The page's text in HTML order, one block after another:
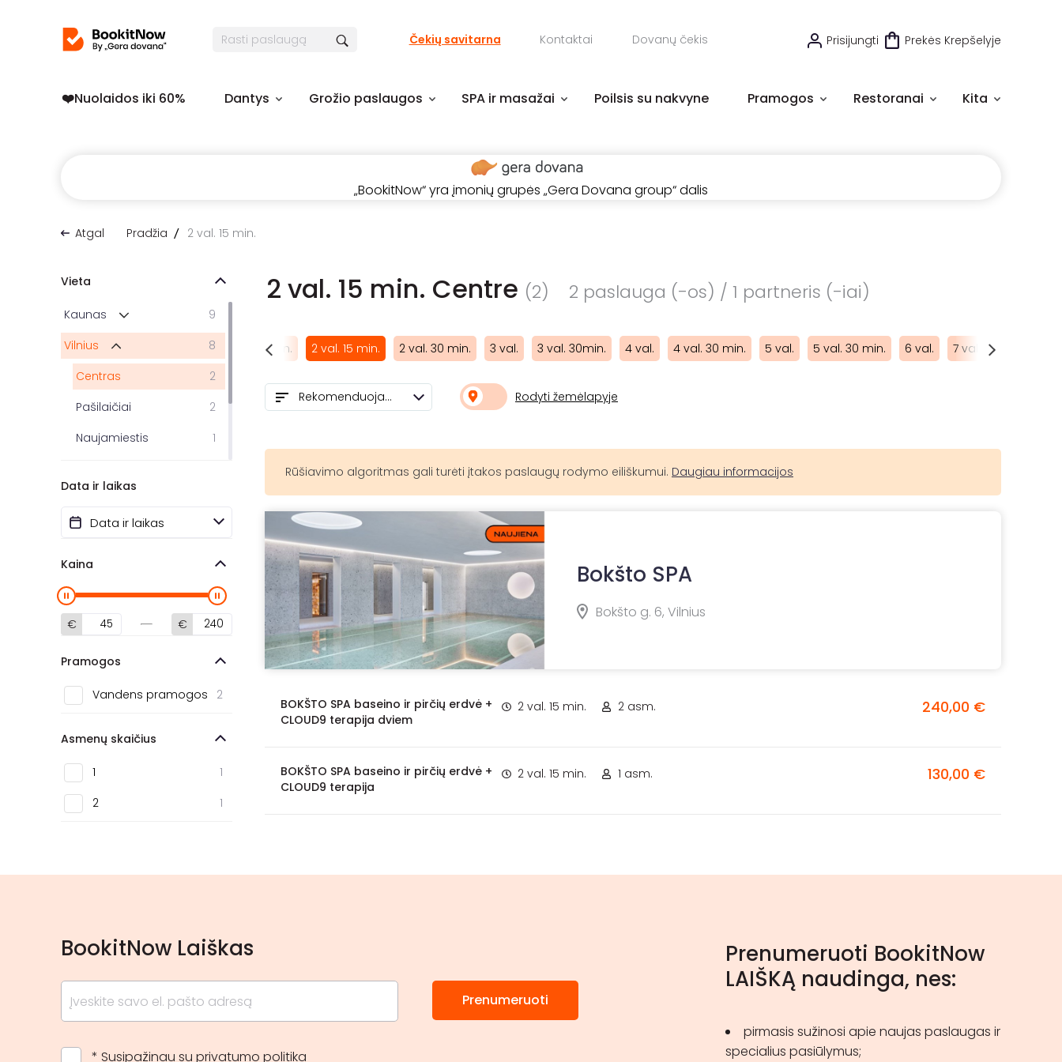
Čekių savitarna Kontaktai Dovanų čekis Prisijungti Prekės Krepšelyje
❤️️Nuolaidos iki 60% Dantys Grožio paslaugos SPA ir masažai Poilsis su nakvyne Pramogos Restoranai Kita
„BookitNow“ yra įmonių grupės „Gera Dovana group“ dalis
Atgal Pradžia 2 val. 15 min.
2 val. 15 min. Centre (2) 2 paslauga (-os) / 1 partneris (-iai)
1 val. 45 min. 1 val. 50 min. 2 val. 10 min. 2 val. 15 min. 2 val. 30 min. 3 val. 3 val. 30min. 4 val. 4 val. 30 min. 5 val. 5 val. 30 min. 6 val. 7 val.
Vieta
Kaunas
9
Vilnius
8
Centras
2
Pašilaičiai
2
Naujamiestis
1
Klaipėda
Data ir laikas
Kaina
€ €
Pramogos
Vandens pramogos 2
Asmenų skaičius
1
1
2
1
Rekomenduojami Rodyti žemėlapyje
Rūšiavimo algoritmas gali turėti įtakos paslaugų rodymo eiliškumui. Daugiau informacijos
Bokšto SPA
Bokšto g. 6, Vilnius
BOKŠTO SPA baseino ir pirčių erdvė +
CLOUD9 terapija dviem
2 val. 15 min. 2 asm. 240,00 €
BOKŠTO SPA baseino ir pirčių erdvė +
CLOUD9 terapija
2 val. 15 min. 1 asm. 130,00 €
BookitNow Laiškas
* Susipažinau su privatumo politika
Prenumeruoti
Prenumeruoti BookitNow
LAIŠKĄ naudinga, nes:
pirmasis sužinosi apie naujas paslaugas ir
specialius pasiūlymus;